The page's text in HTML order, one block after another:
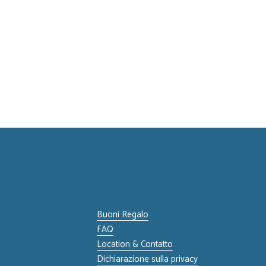
Buoni Regalo
FAQ
Location & Contatto
Dichiarazione sulla privacy